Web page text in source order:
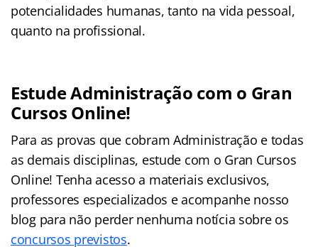
potencialidades humanas, tanto na vida pessoal,
quanto na profissional.
Estude Administração com o Gran
Cursos Online!
Para as provas que cobram Administração e todas
as demais disciplinas, estude com o Gran Cursos
Online! Tenha acesso a materiais exclusivos,
professores especializados e acompanhe nosso
blog para não perder nenhuma notícia sobre os
concursos previstos.